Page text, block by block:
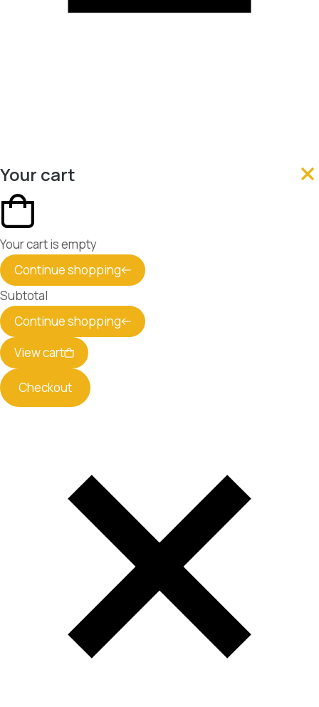
Your cart
Your cart is empty
Continue shopping
Subtotal
Continue shopping
View cart
Checkout